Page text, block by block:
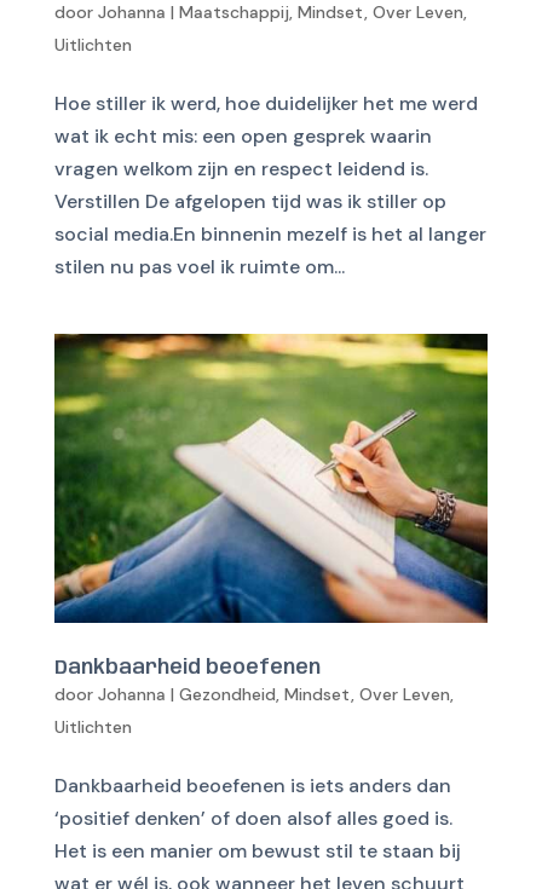
door Johanna | Maatschappij, Mindset, Over Leven,
Uitlichten
Hoe stiller ik werd, hoe duidelijker het me werd
wat ik echt mis: een open gesprek waarin
vragen welkom zijn en respect leidend is.
Verstillen De afgelopen tijd was ik stiller op
social media.En binnenin mezelf is het al langer
stilen nu pas voel ik ruimte om...
Dankbaarheid beoefenen
door Johanna | Gezondheid, Mindset, Over Leven,
Uitlichten
Dankbaarheid beoefenen is iets anders dan
‘positief denken’ of doen alsof alles goed is.
Het is een manier om bewust stil te staan bij
wat er wél is, ook wanneer het leven schuurt